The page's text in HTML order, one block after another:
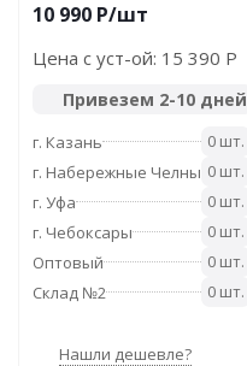
10 990 P/шт
Цена с уст-ой: 15 390 P
Привезем 2-10 дней
г. Казань
0 шт.
г. Набережные Челны 0 шт.
г. Уфа
0 шт.
г. Чебоксары
0 шт.
Оптовый
0 шт.
Склад №2
0 шт.
Нашли дешевле?